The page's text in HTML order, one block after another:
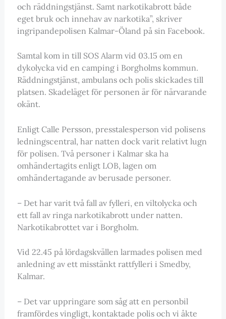
och räddningstjänst. Samt narkotikabrott både
eget bruk och innehav av narkotika”, skriver
ingripandepolisen Kalmar-Öland på sin Facebook.
Samtal kom in till SOS Alarm vid 03.15 om en
dykolycka vid en camping i Borgholms kommun.
Räddningstjänst, ambulans och polis skickades till
platsen. Skadeläget för personen är för närvarande
okänt.
Enligt Calle Persson, presstalesperson vid polisens
ledningscentral, har natten dock varit relativt lugn
för polisen. Två personer i Kalmar ska ha
omhändertagits enligt LOB, lagen om
omhändertagande av berusade personer.
– Det har varit två fall av fylleri, en viltolycka och
ett fall av ringa narkotikabrott under natten.
Narkotikabrottet var i Borgholm.
Vid 22.45 på lördagskvällen larmades polisen med
anledning av ett misstänkt rattfylleri i Smedby,
Kalmar.
– Det var uppringare som såg att en personbil
framfördes vingligt, kontaktade polis och vi åkte